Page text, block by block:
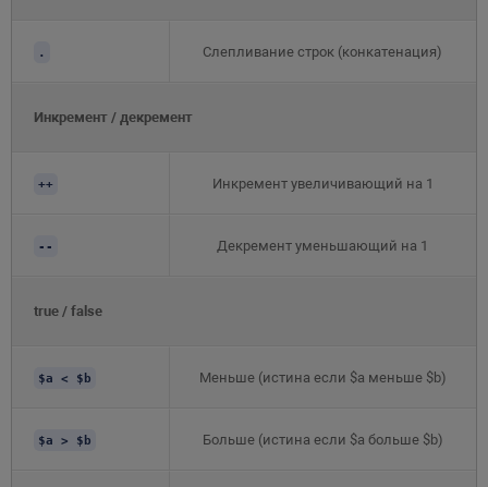
. Слепливание строк (конкатенация)
Инкремент / декремент
++ Инкремент увеличивающий на 1
-- Декремент уменьшающий на 1
true / false
$a < $b Меньше (истина если $a меньше $b)
$a > $b Больше (истина если $a больше $b)